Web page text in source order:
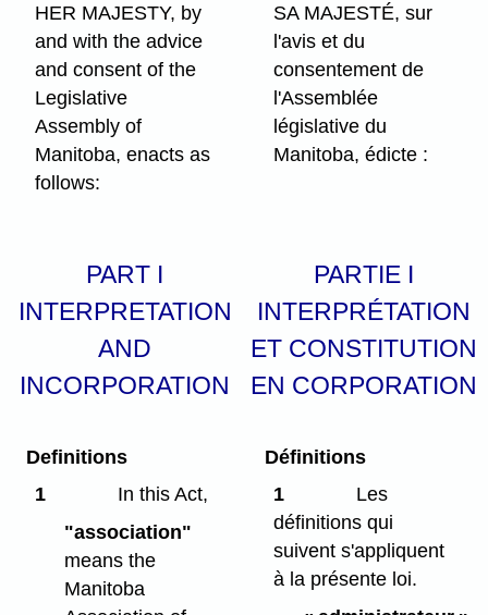
HER MAJESTY, by
and with the advice
and consent of the
Legislative
Assembly of
Manitoba, enacts as
follows:
SA MAJESTÉ, sur
l'avis et du
consentement de
l'Assemblée
législative du
Manitoba, édicte :
PART I
INTERPRETATION
AND
INCORPORATION
PARTIE I
INTERPRÉTATION
ET CONSTITUTION
EN CORPORATION
Definitions
1
In this Act,
"association"
means the
Manitoba
Définitions
1
Les
définitions qui
suivent s'appliquent
à la présente loi.